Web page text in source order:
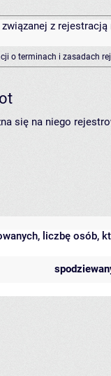
z
o terminach i zasadach
się na niego
liczbę osób,